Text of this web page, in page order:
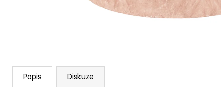
Popis Diskuze